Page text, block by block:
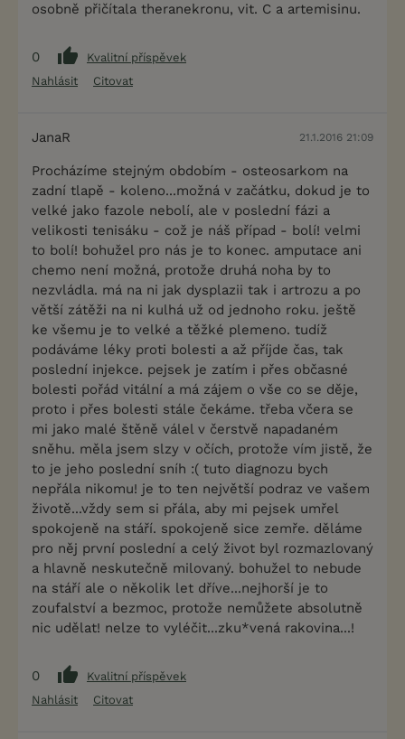
osobně přičítala theranekronu, vit. C a artemisinu.
0
Kvalitní příspěvek
Nahlásit
Citovat
JanaR 21.1.2016 21:09
Procházíme stejným obdobím - osteosarkom na
zadní tlapě - koleno...možná v začátku, dokud je to
velké jako fazole nebolí, ale v poslední fázi a
velikosti tenisáku - což je náš případ - bolí! velmi
to bolí! bohužel pro nás je to konec. amputace ani
chemo není možná, protože druhá noha by to
nezvládla. má na ni jak dysplazii tak i artrozu a po
větší zátěži na ni kulhá už od jednoho roku. ještě
ke všemu je to velké a těžké plemeno. tudíž
podáváme léky proti bolesti a až příjde čas, tak
poslední injekce. pejsek je zatím i přes občasné
bolesti pořád vitální a má zájem o vše co se děje,
proto i přes bolesti stále čekáme. třeba včera se
mi jako malé štěně válel v čerstvě napadaném
sněhu. měla jsem slzy v očích, protože vím jistě, že
to je jeho poslední sníh :( tuto diagnozu bych
nepřála nikomu! je to ten největší podraz ve vašem
životě...vždy sem si přála, aby mi pejsek umřel
spokojeně na stáří. spokojeně sice zemře. děláme
pro něj první poslední a celý život byl rozmazlovaný
a hlavně neskutečně milovaný. bohužel to nebude
na stáří ale o několik let dříve...nejhorší je to
zoufalství a bezmoc, protože nemůžete absolutně
nic udělat! nelze to vyléčit...zku*vená rakovina...!
0
Kvalitní příspěvek
Nahlásit
Citovat